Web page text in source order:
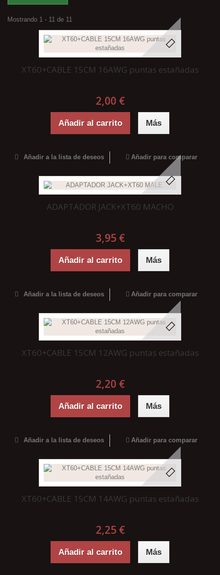
Mostrando 1 - 11 de 11
XT60+CABLE 15CM 16AWG puntas estañadas
2,00 €
Añadir al carrito Más
Añadir a la lista de deseos Añadir para comparar
ADAPTADOR JACK+XT60 MACHO
3,95 €
Añadir al carrito Más
Añadir a la lista de deseos Añadir para comparar
XT60+CABLE 15CM 12AWG puntas estañadas
2,20 €
Añadir al carrito Más
Añadir a la lista de deseos Añadir para comparar
XT60+CABLE 15CM 14AWG puntas estañadas
2,25 €
Añadir al carrito Más